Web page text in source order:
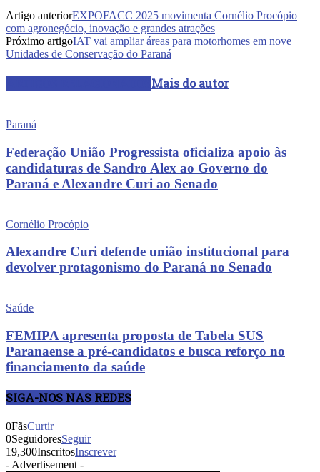
Artigo anteriorEXPOFACC 2025 movimenta Cornélio Procópio
com agronegócio, inovação e grandes atrações
Próximo artigoIAT vai ampliar áreas para motorhomes em nove
Unidades de Conservação do Paraná
Mais do autor
Paraná
Federação União Progressista oficializa apoio às
candidaturas de Sandro Alex ao Governo do
Paraná e Alexandre Curi ao Senado
Cornélio Procópio
Alexandre Curi defende união institucional para
devolver protagonismo do Paraná no Senado
Saúde
FEMIPA apresenta proposta de Tabela SUS
Paranaense a pré-candidatos e busca reforço no
financiamento da saúde
SIGA-NOS NAS REDES
0FãsCurtir
0SeguidoresSeguir
19,300InscritosInscrever
- Advertisement -